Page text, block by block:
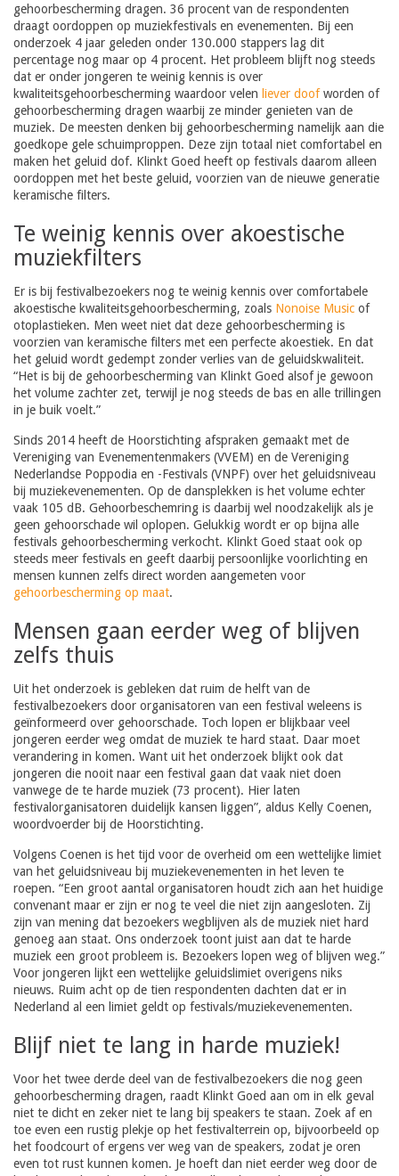
gehoorbescherming dragen. 36 procent van de respondenten
draagt oordoppen op muziekfestivals en evenementen. Bij een
onderzoek 4 jaar geleden onder 130.000 stappers lag dit
percentage nog maar op 4 procent. Het probleem blijft nog steeds
dat er onder jongeren te weinig kennis is over
kwaliteitsgehoorbescherming waardoor velen liever doofworden of
gehoorbescherming dragen waarbij ze minder genieten van de
muziek. De meesten denken bij gehoorbescherming namelijk aan die
goedkope gele schuimproppen. Deze zijn totaal niet comfortabel en
maken het geluid dof. Klinkt Goed heeft op festivals daarom alleen
oordoppen met het beste geluid, voorzien van de nieuwe generatie
keramische filters.
Te weinig kennis over akoestische
muziekfilters
Er is bij festivalbezoekers nog te weinig kennis over comfortabele
akoestische kwaliteitsgehoorbescherming, zoals Nonoise Music of
otoplastieken. Men weet niet dat deze gehoorbescherming is
voorzien van keramische filters met een perfecte akoestiek. En dat
het geluid wordt gedempt zonder verlies van de geluidskwaliteit.
“Het is bij de gehoorbescherming van Klinkt Goed alsof je gewoon
het volume zachter zet, terwijl je nog steeds de bas en alle trillingen
in je buik voelt.”
Sinds 2014 heeft de Hoorstichting afspraken gemaakt met de
Vereniging van Evenementenmakers (VVEM) en de Vereniging
Nederlandse Poppodia en -Festivals (VNPF) over het geluidsniveau
bij muziekevenementen. Op de dansplekken is het volume echter
vaak 105 dB. Gehoorbeschemring is daarbij wel noodzakelijk als je
geen gehoorschade wil oplopen. Gelukkig wordt er op bijna alle
festivals gehoorbescherming verkocht. Klinkt Goed staat ook op
steeds meer festivals en geeft daarbij persoonlijke voorlichting en
mensen kunnen zelfs direct worden aangemeten voor
gehoorbescherming op maat.
Mensen gaan eerder weg of blijven
zelfs thuis
Uit het onderzoek is gebleken dat ruim de helft van de
festivalbezoekers door organisatoren van een festival weleens is
geïnformeerd over gehoorschade. Toch lopen er blijkbaar veel
jongeren eerder weg omdat de muziek te hard staat. Daar moet
verandering in komen. Want uit het onderzoek blijkt ook dat
jongeren die nooit naar een festival gaan dat vaak niet doen
vanwege de te harde muziek (73 procent). Hier laten
festivalorganisatoren duidelijk kansen liggen”, aldus Kelly Coenen,
woordvoerder bij de Hoorstichting.
Volgens Coenen is het tijd voor de overheid om een wettelijke limiet
van het geluidsniveau bij muziekevenementen in het leven te
roepen. “Een groot aantal organisatoren houdt zich aan het huidige
convenant maar er zijn er nog te veel die niet zijn aangesloten. Zij
zijn van mening dat bezoekers wegblijven als de muziek niet hard
genoeg aan staat. Ons onderzoek toont juist aan dat te harde
muziek een groot probleem is. Bezoekers lopen weg of blijven weg.”
Voor jongeren lijkt een wettelijke geluidslimiet overigens niks
nieuws. Ruim acht op de tien respondenten dachten dat er in
Nederland al een limiet geldt op festivals/muziekevenementen.
Blijf niet te lang in harde muziek!
Voor het twee derde deel van de festivalbezoekers die nog geen
gehoorbescherming dragen, raadt Klinkt Goed aan om in elk geval
niet te dicht en zeker niet te lang bij speakers te staan. Zoek af en
toe even een rustig plekje op het festivalterrein op, bijvoorbeeld op
het foodcourt of ergens ver weg van de speakers, zodat je oren
even tot rust kunnen komen. Je hoeft dan niet eerder weg door de